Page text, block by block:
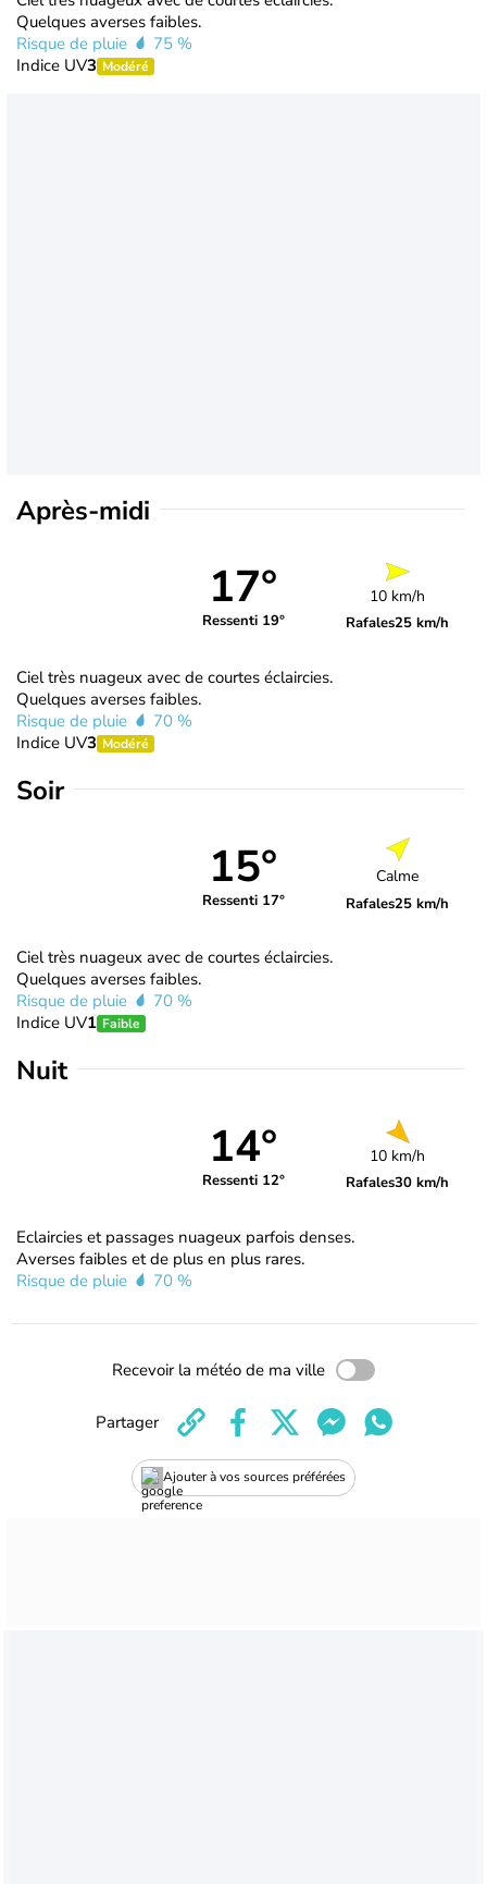
Quelques averses faibles.
Risque de pluie
75 %
Indice UV3 Modéré
Après-midi
17°
Ressenti 19°
10 km/h
Rafales25 km/h
Ciel très nuageux avec de courtes éclaircies.
Quelques averses faibles.
Risque de pluie
70 %
Indice UV3 Modéré
Soir
15°
Ressenti 17°
Calme
Rafales25 km/h
Ciel très nuageux avec de courtes éclaircies.
Quelques averses faibles.
Risque de pluie
70 %
Indice UV1 Faible
Nuit
14°
Ressenti 12°
10 km/h
Rafales30 km/h
Eclaircies et passages nuageux parfois denses.
Averses faibles et de plus en plus rares.
Risque de pluie
70 %
Recevoir la météo de ma ville
Ajouter à vos sources préférées
Partager